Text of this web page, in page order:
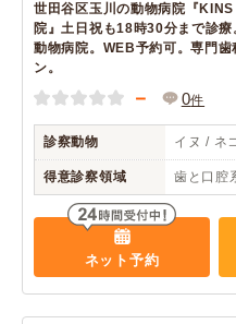
世田谷区玉川の動物病院『
院』土日祝も18時30分まで診
動物病院。WEB予約可。専門
ン。
－ 0件
診察動物 イヌ / ネ
得意診察領域 歯と口腔
ネット予約